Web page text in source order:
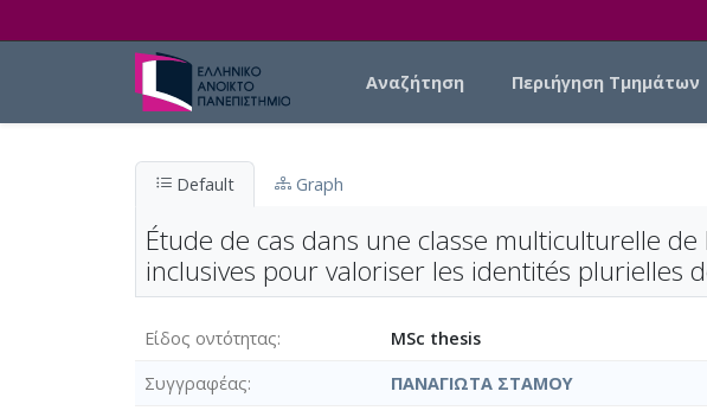
Αναζήτηση Περιήγηση Τμημάτων
Default Graph
Étude de cas dans une classe multiculturelle
inclusives pour valoriser les identités plurielles
Είδος οντότητας
MSc thesis
Συγγραφέας
ΠΑΝΑΓΙΩΤΑ ΣΤΑΜΟΥ